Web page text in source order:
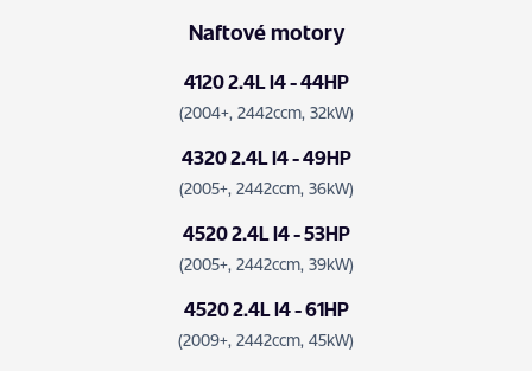
Naftové motory
4120 2.4L I4 - 44HP
(2004+, 2442ccm, 32kW)
4320 2.4L I4 - 49HP
(2005+, 2442ccm, 36kW)
4520 2.4L I4 - 53HP
(2005+, 2442ccm, 39kW)
4520 2.4L I4 - 61HP
(2009+, 2442ccm, 45kW)